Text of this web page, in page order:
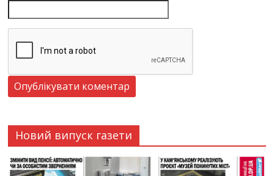
Новий випуск газети